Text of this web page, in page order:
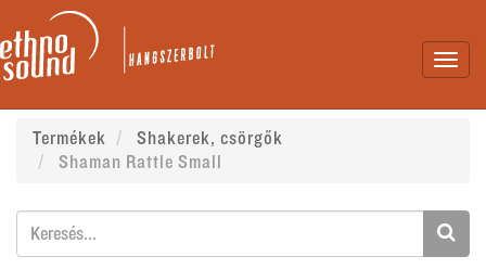
Termékek
Shakerek, csörgők
Shaman Rattle Small